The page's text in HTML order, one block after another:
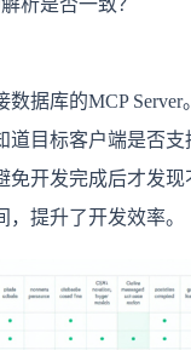
析是否一致？
据库的MCP Server
道目标客户端是否支
免开发完成后才发现
提升了开发效率。